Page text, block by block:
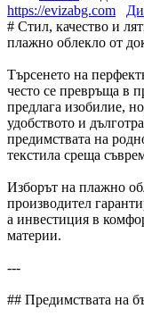
https://evizabg.com
# Стил, качество и
плажно облекло от
Търсенето на
често се превръща в
предлага изобилие,
удобството и
предимствата на
текстила среща
Изборът на плажно
производител
а инвестиция в
материи.
---
## Предимствата на